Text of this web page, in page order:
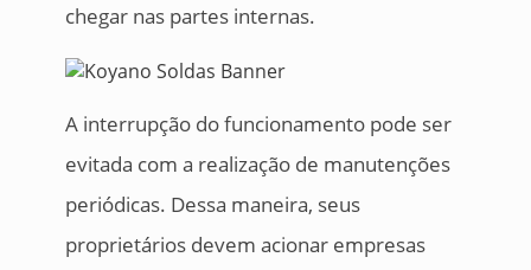
chegar nas partes internas.
A interrupção do funcionamento pode ser
evitada com a realização de manutenções
periódicas. Dessa maneira, seus
proprietários devem acionar empresas